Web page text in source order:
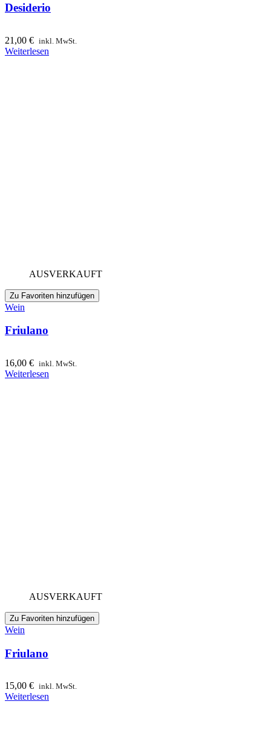
Desiderio
21,00 € inkl. MwSt.
Weiterlesen
AUSVERKAUFT
Zu Favoriten hinzufügen
Wein
Friulano
16,00 € inkl. MwSt.
Weiterlesen
AUSVERKAUFT
Zu Favoriten hinzufügen
Wein
Friulano
15,00 € inkl. MwSt.
Weiterlesen